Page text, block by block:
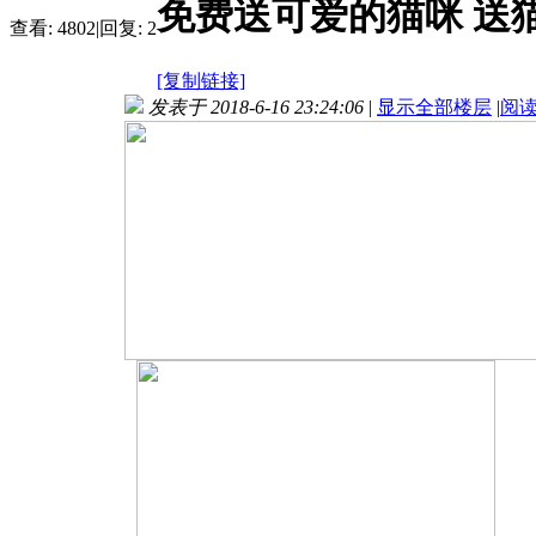
查看: 4802|回复: 2免费送可爱的猫咪 送
[复制链接]
发表于 2018-6-16 23:24:06 | 显示全部楼层 |阅